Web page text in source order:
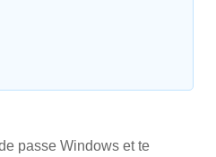
passe Windows et te